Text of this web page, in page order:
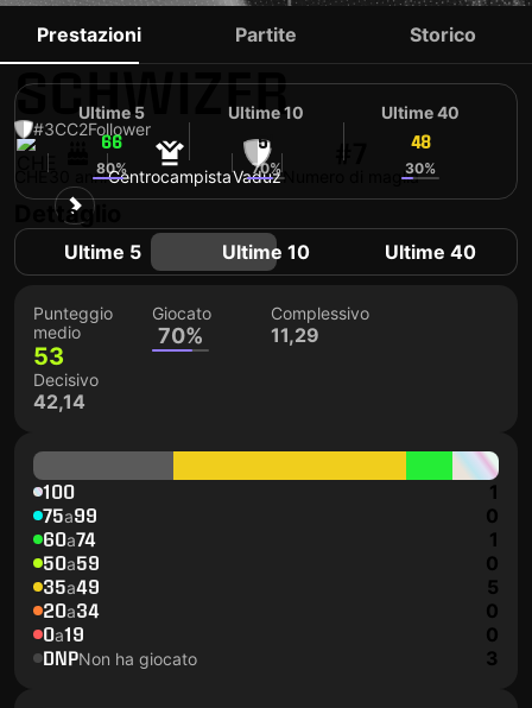
DOMINIK
SCHWIZER
#3CC2Follower
30 anniCentrocampistaVaduz
#7
Numero di maglia
Prestazioni Partite Storico
Ultime 5
66
80%
Ultime 10
51
70%
Ultime 40
48
30%
Dettaglio
Ultime 5 Ultime 10 Ultime 40
Punteggio
medio
53
Giocato
70%
Complessivo
11,29
Decisivo
42,14
100 1
75a99 0
60a74 1
50a59 0
35a49 5
20a34 0
0a19 0
DNPNon ha giocato 3